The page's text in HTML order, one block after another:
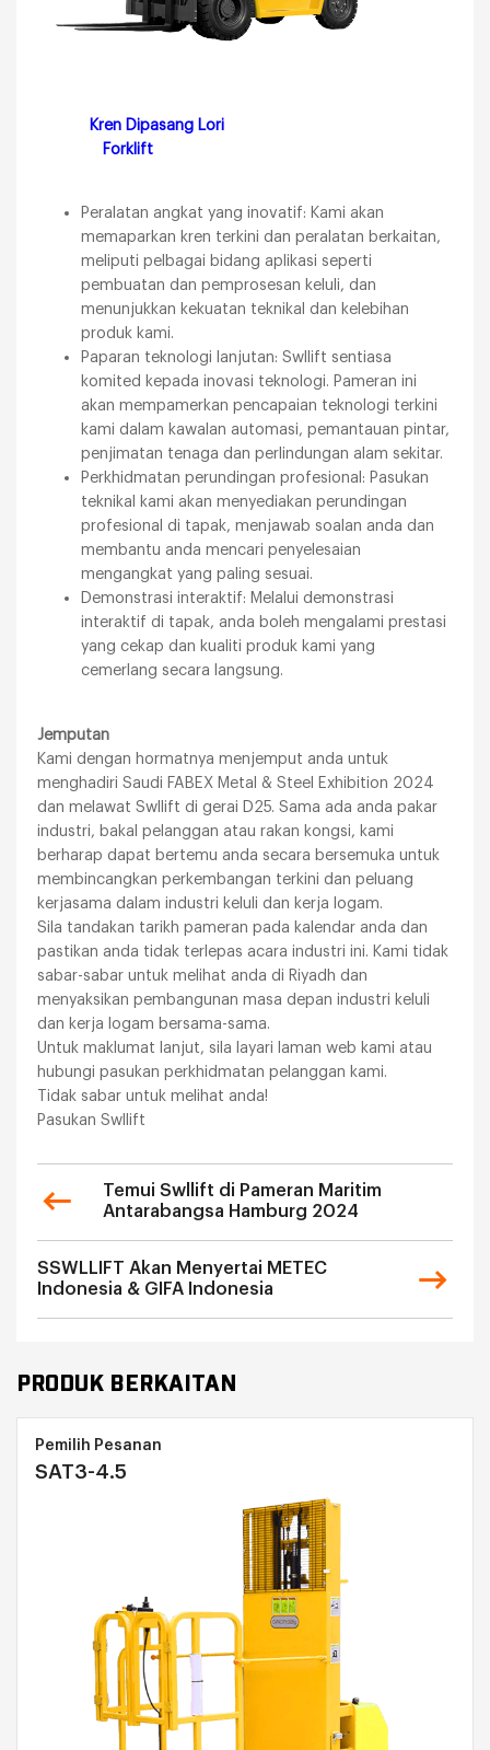
Kren Dipasang Lori
Forklift
Peralatan angkat yang inovatif: Kami akan
memaparkan kren terkini dan peralatan berkaitan,
meliputi pelbagai bidang aplikasi seperti
pembuatan dan pemprosesan keluli, dan
menunjukkan kekuatan teknikal dan kelebihan
produk kami.
Paparan teknologi lanjutan: Swllift sentiasa
komited kepada inovasi teknologi. Pameran ini
akan mempamerkan pencapaian teknologi terkini
kami dalam kawalan automasi, pemantauan pintar,
penjimatan tenaga dan perlindungan alam sekitar.
Perkhidmatan perundingan profesional: Pasukan
teknikal kami akan menyediakan perundingan
profesional di tapak, menjawab soalan anda dan
membantu anda mencari penyelesaian
mengangkat yang paling sesuai.
Demonstrasi interaktif: Melalui demonstrasi
interaktif di tapak, anda boleh mengalami prestasi
yang cekap dan kualiti produk kami yang
cemerlang secara langsung.
Jemputan
Kami dengan hormatnya menjemput anda untuk
menghadiri Saudi FABEX Metal & Steel Exhibition 2024
dan melawat Swllift di gerai D25. Sama ada anda pakar
industri, bakal pelanggan atau rakan kongsi, kami
berharap dapat bertemu anda secara bersemuka untuk
membincangkan perkembangan terkini dan peluang
kerjasama dalam industri keluli dan kerja logam.
Sila tandakan tarikh pameran pada kalendar anda dan
pastikan anda tidak terlepas acara industri ini. Kami tidak
sabar-sabar untuk melihat anda di Riyadh dan
menyaksikan pembangunan masa depan industri keluli
dan kerja logam bersama-sama.
Untuk maklumat lanjut, sila layari laman web kami atau
hubungi pasukan perkhidmatan pelanggan kami.
Tidak sabar untuk melihat anda!
Pasukan Swllift
Temui Swllift di Pameran Maritim
Antarabangsa Hamburg 2024
SSWLLIFT Akan Menyertai METEC
Indonesia & GIFA Indonesia
PRODUK BERKAITAN
Pemilih Pesanan
SAT3-4.5